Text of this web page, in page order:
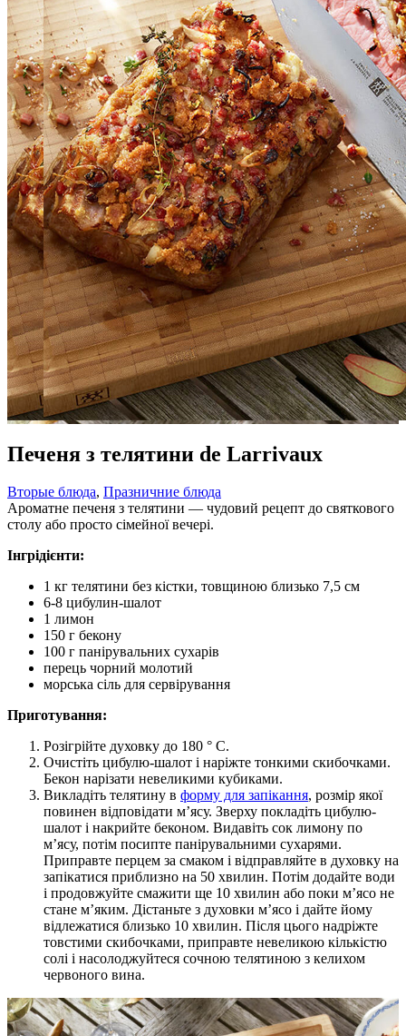
Печеня з телятини de Larrivaux
Вторые блюда, Празничние блюда
Ароматне печеня з телятини — чудовий рецепт до святкового
столу або просто сімейної вечері.
Інгрідієнти:
1 кг телятини без кістки, товщиною близько 7,5 см
6-8 цибулин-шалот
1 лимон
150 г бекону
100 г панірувальних сухарів
перець чорний молотий
морська сіль для сервірування
Приготування:
Розігрійте духовку до 180 ° C.
Очистіть цибулю-шалот і наріжте тонкими скибочками.
Бекон нарізати невеликими кубиками.
Викладіть телятину в форму для запікання, розмір якої
повинен відповідати м’ясу. Зверху покладіть цибулю-
шалот і накрийте беконом. Видавіть сок лимону по
м’ясу, потім посипте панірувальними сухарями.
Приправте перцем за смаком і відправляйте в духовку на
запікатися приблизно на 50 хвилин. Потім додайте води
і продовжуйте смажити ще 10 хвилин або поки м’ясо не
стане м’яким. Дістаньте з духовки м’ясо і дайте йому
відлежатися близько 10 хвилин. Після цього надріжте
товстими скибочками, приправте невеликою кількістю
солі і насолоджуйтеся сочною телятиною з келихом
червоного вина.